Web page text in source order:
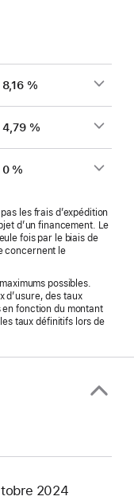
%
%
%
les frais d’expédition
d’un financement. Le
fois par le biais de
concernent le
possibles.
d’usure, des taux
fonction du montant
taux définitifs lors de
2024